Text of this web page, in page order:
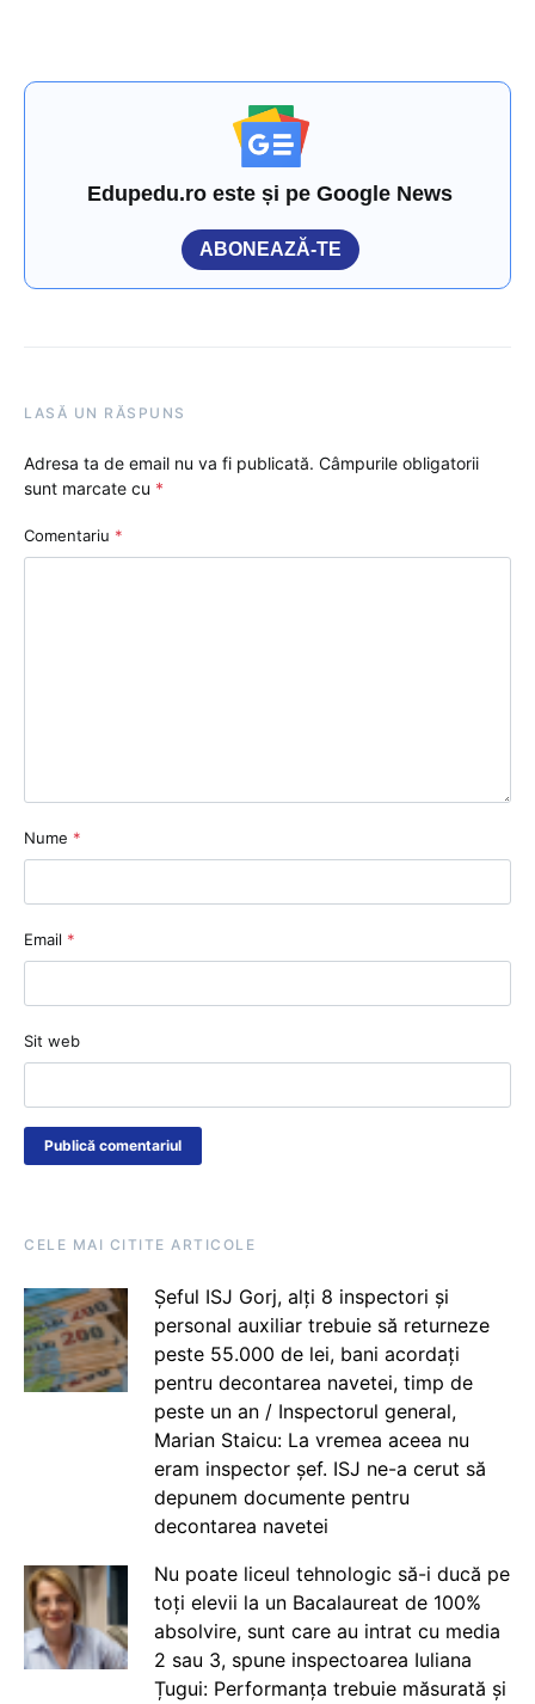
Edupedu.ro este și pe Google News
ABONEAZĂ-TE
LASĂ UN RĂSPUNS
Adresa ta de email nu va fi publicată. Câmpurile obligatorii
sunt marcate cu *
Comentariu *
Nume *
Email *
Sit web
CELE MAI CITITE ARTICOLE
Șeful ISJ Gorj, alți 8 inspectori și
personal auxiliar trebuie să returneze
peste 55.000 de lei, bani acordați
pentru decontarea navetei, timp de
peste un an / Inspectorul general,
Marian Staicu: La vremea aceea nu
eram inspector șef. ISJ ne-a cerut să
depunem documente pentru
decontarea navetei
Nu poate liceul tehnologic să-i ducă pe
toți elevii la un Bacalaureat de 100%
absolvire, sunt care au intrat cu media
2 sau 3, spune inspectoarea Iuliana
Țugui: Performanța trebuie măsurată și